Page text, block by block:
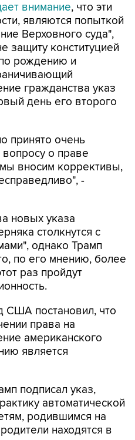
внимание, что эти
являются попыткой
Верховного суда",
защиту конституцией
рождению и
гражданства указ
день его второго
принято очень
о праве
вносим коррективы,
-
новых указа
столкнутся с
однако Трамп
по его мнению, более
раз пройдут
США постановил, что
права на
американского
является
подписал указ,
автоматической
родившимся на
находятся в